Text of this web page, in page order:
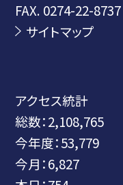
FAX. 0274-22-8737
サイトマップ
アクセス統計
総数：2,108,765
今年度：53,779
今月：6,827